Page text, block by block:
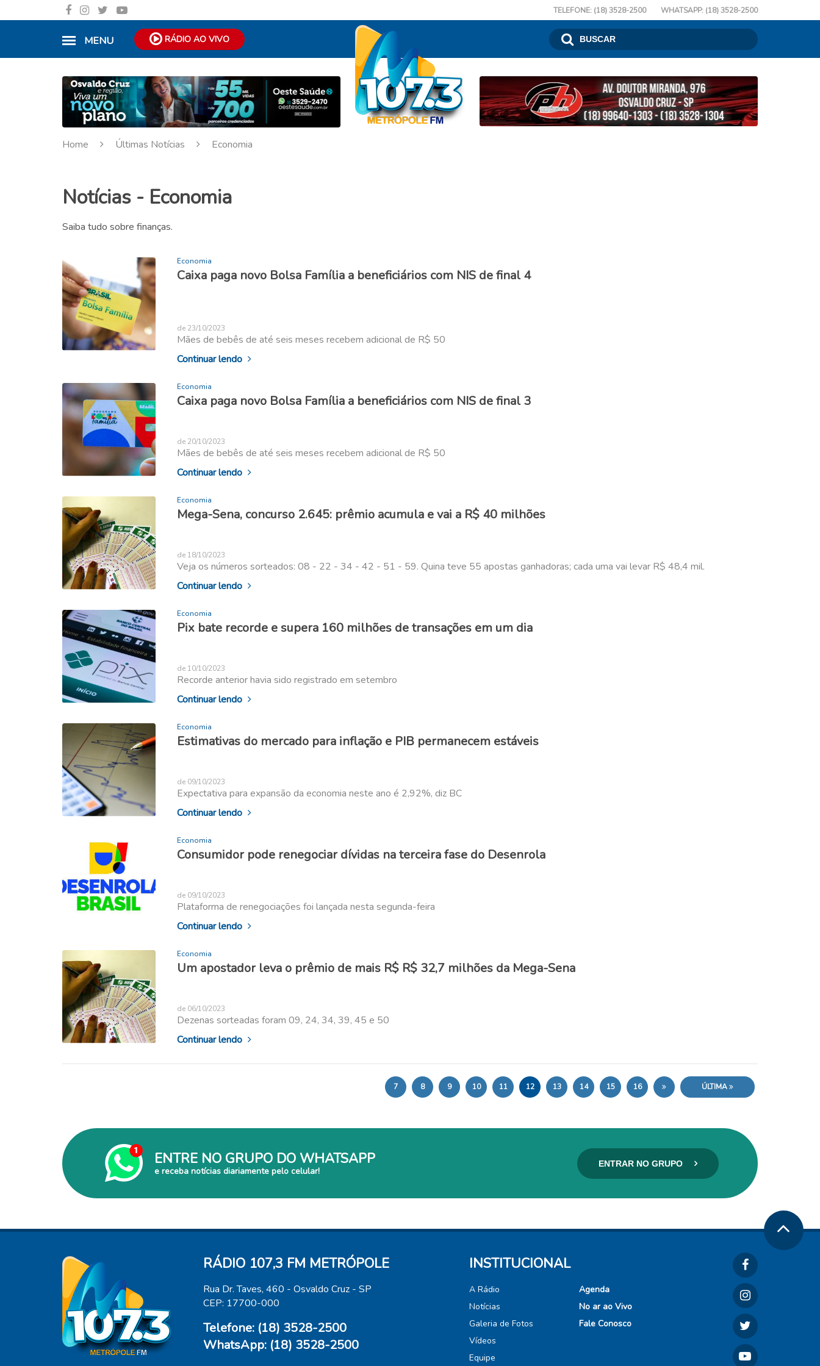
TELEFONE: (18) 3528-2500 WHATSAPP: (18) 3528-2500
MENU RÁDIO AO VIVO
Home Últimas Notícias Economia
Notícias - Economia
Saiba tudo sobre finanças.
Economia
Caixa paga novo Bolsa Família a beneficiários com NIS de final 4
de 23/10/2023
Mães de bebês de até seis meses recebem adicional de R$ 50
Continuar lendo
Economia
Caixa paga novo Bolsa Família a beneficiários com NIS de final 3
de 20/10/2023
Mães de bebês de até seis meses recebem adicional de R$ 50
Continuar lendo
Economia
Mega-Sena, concurso 2.645: prêmio acumula e vai a R$ 40 milhões
de 18/10/2023
Veja os números sorteados: 08 - 22 - 34 - 42 - 51 - 59. Quina teve 55 apostas ganhadoras; cada uma vai levar R$ 48,4 mil.
Continuar lendo
Economia
Pix bate recorde e supera 160 milhões de transações em um dia
de 10/10/2023
Recorde anterior havia sido registrado em setembro
Continuar lendo
Economia
Estimativas do mercado para inflação e PIB permanecem estáveis
de 09/10/2023
Expectativa para expansão da economia neste ano é 2,92%, diz BC
Continuar lendo
Economia
Consumidor pode renegociar dívidas na terceira fase do Desenrola
de 09/10/2023
Plataforma de renegociações foi lançada nesta segunda-feira
Continuar lendo
Economia
Um apostador leva o prêmio de mais R$ R$ 32,7 milhões da Mega-Sena
de 06/10/2023
Dezenas sorteadas foram 09, 24, 34, 39, 45 e 50
Continuar lendo
7 8 9 10 11 12 13 14 15 16 ÚLTIMA
ENTRE NO GRUPO DO WHATSAPP
e receba notícias diariamente pelo celular!
ENTRAR NO GRUPO
RÁDIO 107,3 FM METRÓPOLE
Rua Dr. Taves, 460 - Osvaldo Cruz - SP
CEP: 17700-000
Telefone: (18) 3528-2500
WhatsApp: (18) 3528-2500
INSTITUCIONAL
A Rádio
Notícias
Galeria de Fotos
Vídeos
Equipe
Agenda
No ar ao Vivo
Fale Conosco